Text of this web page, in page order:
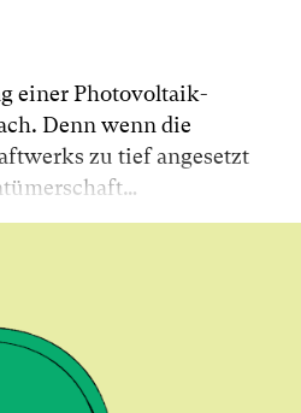
einer Photovoltaik-
Denn wenn die
zu tief angesetzt